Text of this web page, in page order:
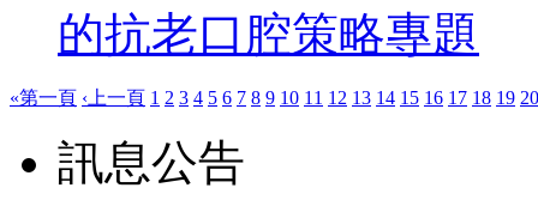
的抗老口腔策略專題
«第一頁 ‹上一頁 1 2 3 4 5 6 7 8 9 10 11 12 13 14 15 16 17 18 19 20
訊息公告